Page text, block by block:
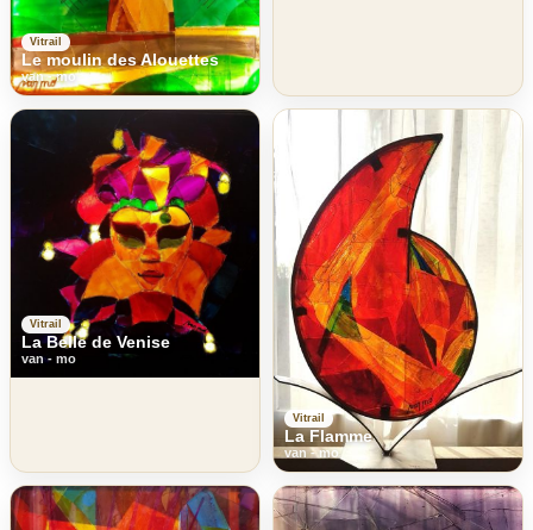
Vitrail
Le moulin des Alouettes
van - mo
Vitrail
La Belle de Venise
van - mo
Vitrail
La Flamme
van - mo